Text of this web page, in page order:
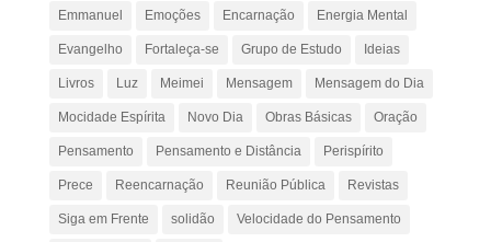
Emmanuel Emoções Encarnação Energia Mental
Evangelho Fortaleça-se Grupo de Estudo Ideias
Livros Luz Meimei Mensagem Mensagem do Dia
Mocidade Espírita Novo Dia Obras Básicas Oração
Pensamento Pensamento e Distância Perispírito
Prece Reencarnação Reunião Pública Revistas
Siga em Frente solidão Velocidade do Pensamento